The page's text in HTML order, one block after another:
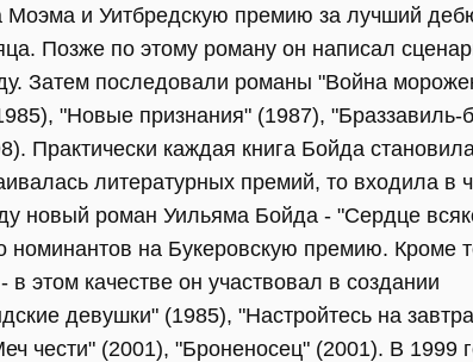
и Уитбредскую премию за лучший
Позже по этому роману он написал
Затем последовали романы "Война
"Новые признания" (1987), "Браззавиль-
Практически каждая книга Бойда
литературных премий, то входила в
новый роман Уильяма Бойда - "Сердце
номинантов на Букеровскую премию. Кроме
этом качестве он участвовал в создании
девушки" (1985), "Настройтесь на
чести" (2001), "Броненосец" (2001). В 1999